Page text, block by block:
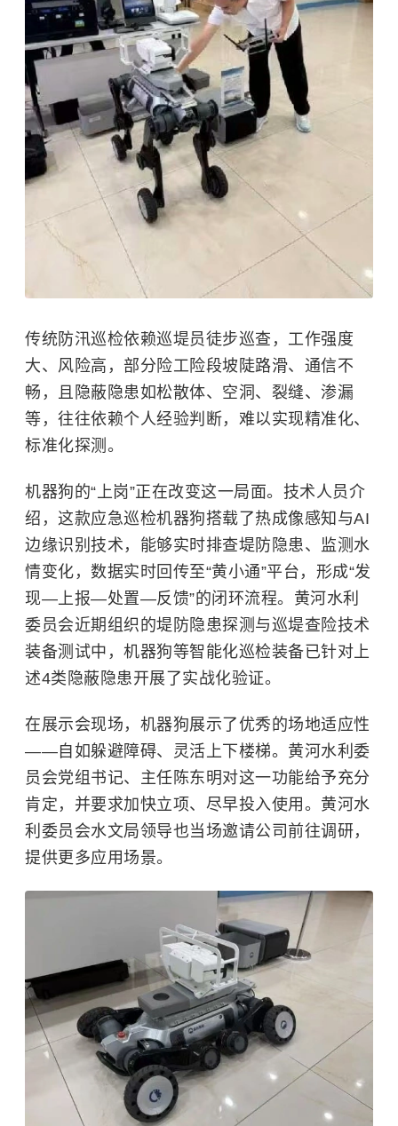
传统防汛巡检依赖巡堤员徒步巡查，工作强度
大、风险高，部分险工险段坡陡路滑、通信不
畅，且隐蔽隐患如松散体、空洞、裂缝、渗漏
等，往往依赖个人经验判断，难以实现精准化、
标准化探测。
机器狗的“上岗”正在改变这一局面。技术人员介
绍，这款应急巡检机器狗搭载了热成像感知与AI
边缘识别技术，能够实时排查堤防隐患、监测水
情变化，数据实时回传至“黄小通”平台，形成“发
现—上报—处置—反馈”的闭环流程。黄河水利
委员会近期组织的堤防隐患探测与巡堤查险技术
装备测试中，机器狗等智能化巡检装备已针对上
述4类隐蔽隐患开展了实战化验证。
在展示会现场，机器狗展示了优秀的场地适应性
——自如躲避障碍、灵活上下楼梯。黄河水利委
员会党组书记、主任陈东明对这一功能给予充分
肯定，并要求加快立项、尽早投入使用。黄河水
利委员会水文局领导也当场邀请公司前往调研，
提供更多应用场景。